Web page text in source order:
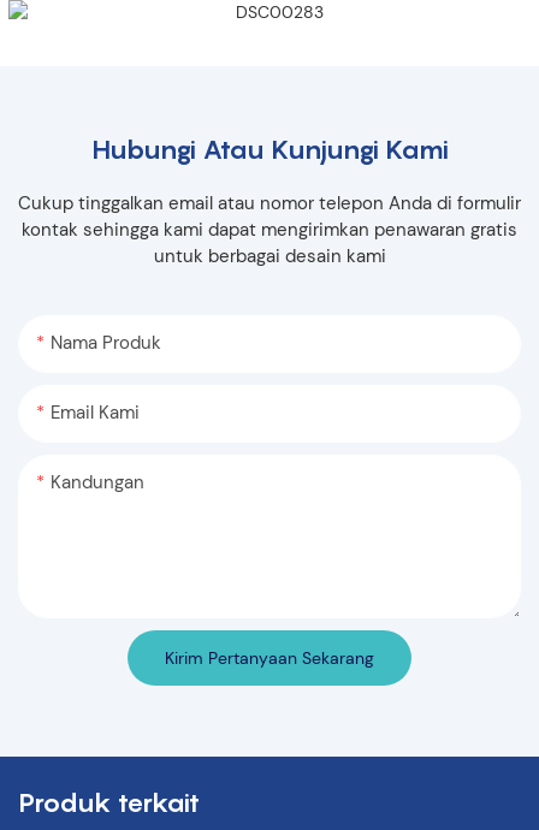
Hubungi Atau Kunjungi Kami
Cukup tinggalkan email atau nomor telepon Anda di formulir
kontak sehingga kami dapat mengirimkan penawaran gratis
untuk berbagai desain kami
Nama Produk
Email Kami
Kandungan
Kirim Pertanyaan Sekarang
Produk terkait